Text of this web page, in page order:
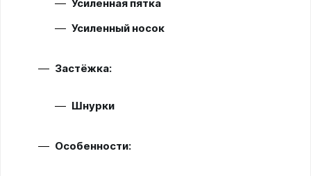
Усиленная пятка
Усиленный носок
Застёжка:
Шнурки
Особенности: